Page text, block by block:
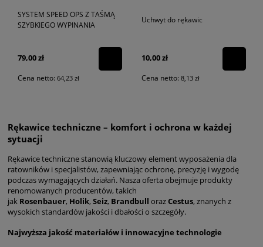
SYSTEM SPEED OPS Z TAŚMĄ
SZYBKIEGO WYPINANIA
79,00 zł
Cena netto: 64,23 zł
Uchwyt do rękawic
10,00 zł
Cena netto: 8,13 zł
Rękawice techniczne – komfort i ochrona w każdej
sytuacji
Rękawice techniczne stanowią kluczowy element wyposażenia dla
ratowników i specjalistów, zapewniając ochronę, precyzję i wygodę
podczas wymagających działań. Nasza oferta obejmuje produkty
renomowanych producentów, takich
jak Rosenbauer, Holik, Seiz, Brandbull orazCestus, znanych z
wysokich standardów jakości i dbałości o szczegóły.
Najwyższa jakość materiałów i innowacyjne technologie